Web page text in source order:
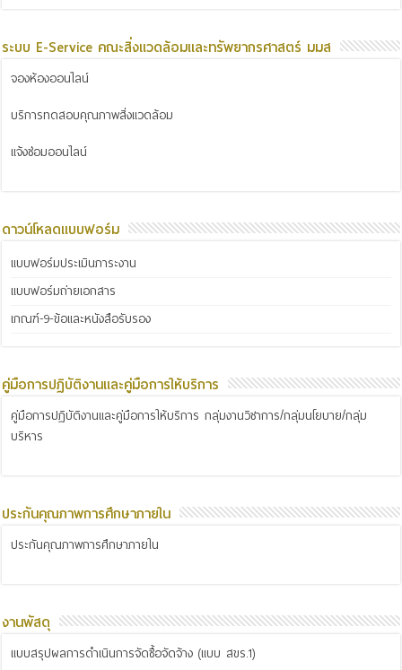
ระบบ E-Service คณะสิ่งแวดล้อมและทรัพยากรศาสตร์ มมส
จองห้องออนไลน์
บริการทดสอบคุณภาพสิ่งแวดล้อม
แจ้งซ่อมออนไลน์
ดาวน์โหลดแบบฟอร์ม
แบบฟอร์มประเมินภาระงาน
แบบฟอร์มถ่ายเอกสาร
เกณฑ์-9-ข้อและหนังสือรับรอง
คู่มือการปฏิบัติงานและคู่มือการให้บริการ
คู่มือการปฏิบัติงานและคู่มือการให้บริการ กลุ่มงานวิชาการ/กลุ่มนโยบาย/กลุ่ม
บริหาร
ประกันคุณภาพการศึกษาภายใน
ประกันคุณภาพการศึกษาภายใน
งานพัสดุ
แบบสรุปผลการดำเนินการจัดซื้อจัดจ้าง (แบบ สขร.1)